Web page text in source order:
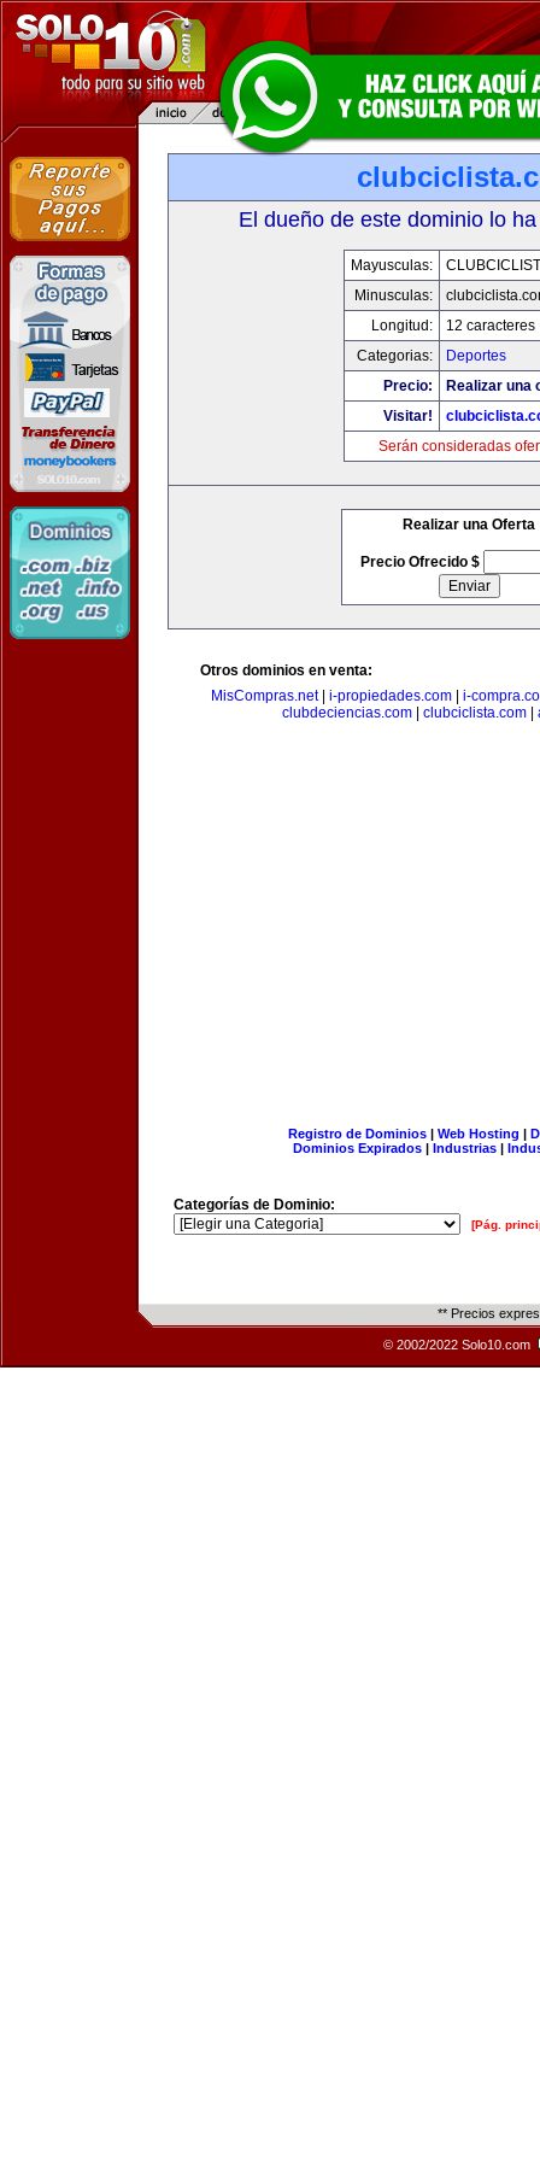
El dueño de este dominio lo
Mayusculas:
Minusculas:
Longitud:
12 caracteres
Categorias:
Deportes
Precio:
Realizar una
Visitar!
Serán consideradas
Realizar una Oferta
Precio Ofrecido $
Otros dominios en venta:
MisCompras.net| i-propiedades.com| i-
clubdeciencias.com
clubciclista.com
Registro de Dominios| Web Hosting |
Dominios Expirados | Industrias |
Categorías de Dominio:
[Pág.
** Precios
© 2002/2022 Solo10.com